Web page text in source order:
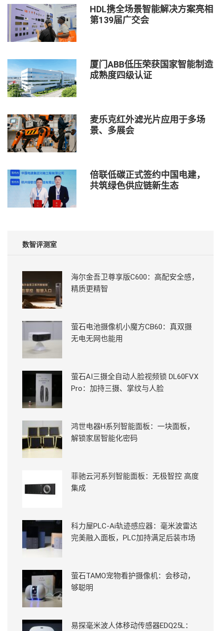
HDL携全场景智能解决方案亮相
第139届广交会
厦门ABB低压荣获国家智能制造
成熟度四级认证
麦乐克红外滤光片应用于多场
景、多展会
倍联低碳正式签约中国电建，
共筑绿色供应链新生态
数智评测室
海尔金吾卫尊享版C600：高配安全感，
精质更精智
萤石电池摄像机小魔方CB60：真双摄
无电无网也能用
萤石AI三摄全自动人脸视频锁 DL60FVX
Pro：加持三摄、掌纹与人脸
鸿世电器H系列智能面板：一块面板，
解锁家居智能化密码
菲驰云河系列智能面板：无极智控 高度
集成
科力屋PLC-Ai轨迹感应器：毫米波雷达
完美融入面板，PLC加持满足后装市场
萤石TAMO宠物看护摄像机：会移动，
够聪明
易探毫米波人体移动传感器EDQ25L：